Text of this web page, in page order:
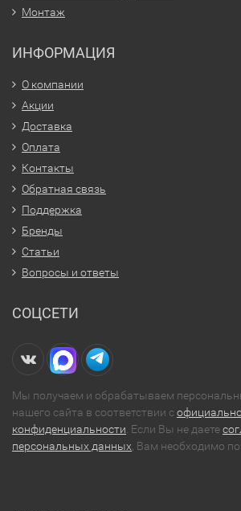
Монтаж
ИНФОРМАЦИЯ
О компании
Акции
Доставка
Оплата
Контакты
Обратная связь
Поддержка
Бренды
Статьи
Вопросы и ответы
СОЦСЕТИ
Мы получаем и обрабатываем
нашего сайта в соответствии с
конфиденциальности . Если Вы не даете
персональных данных , Вам необходимо